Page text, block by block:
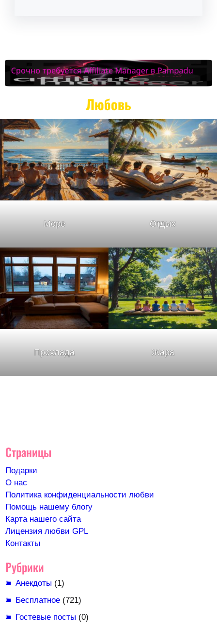
Любовь
Море Отдых
Прохлада Жара
Страницы
Подарки
О нас
Политика конфиденциальности любви
Помощь нашему блогу
Карта нашего сайта
Лицензия любви GPL
Контакты
Рубрики
Анекдоты (1)
Бесплатное(721)
Гостевые посты (0)